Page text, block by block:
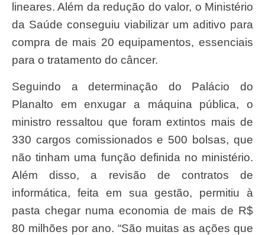
lineares. Além da redução do valor, o Ministério
da Saúde conseguiu viabilizar um aditivo para
compra de mais 20 equipamentos, essenciais
para o tratamento do câncer.
Seguindo a determinação do Palácio do
Planalto em enxugar a máquina pública, o
ministro ressaltou que foram extintos mais de
330 cargos comissionados e 500 bolsas, que
não tinham uma função definida no ministério.
Além disso, a revisão de contratos de
informática, feita em sua gestão, permitiu à
pasta chegar numa economia de mais de R$
80 milhões por ano. “São muitas as ações que